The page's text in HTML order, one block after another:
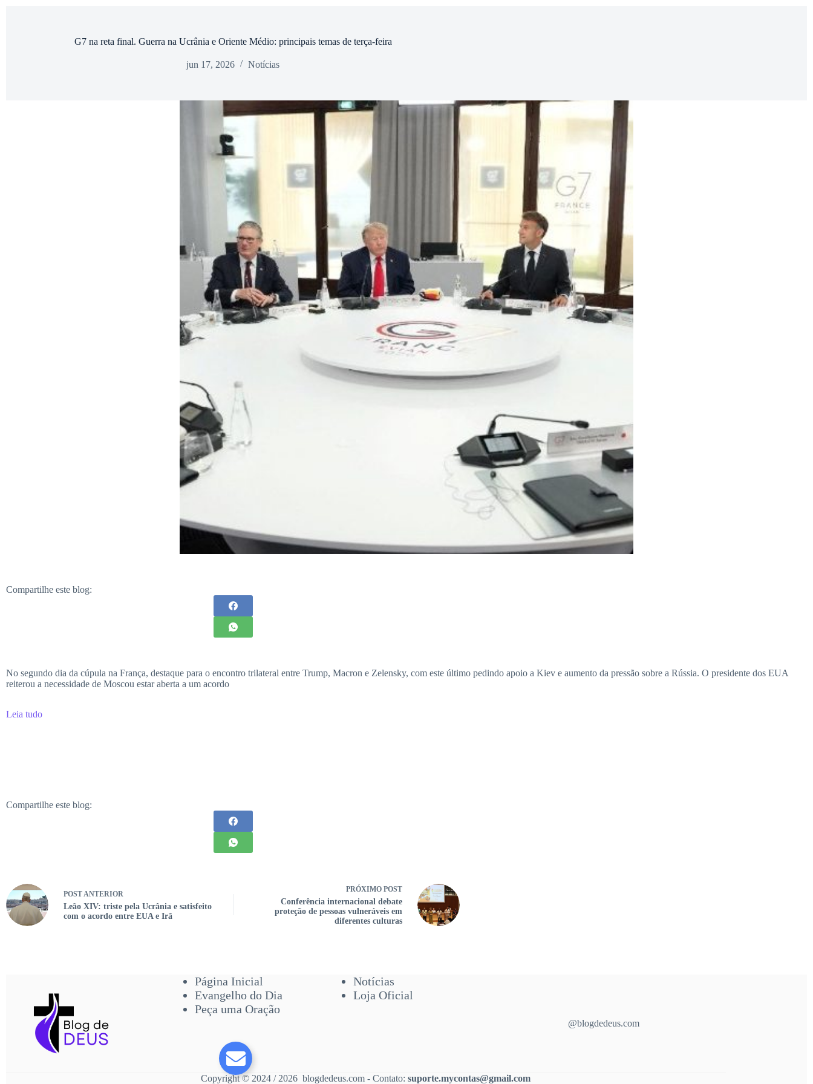
G7 na reta final. Guerra na Ucrânia e Oriente Médio: principais temas de terça-feira
jun 17, 2026 Notícias
Compartilhe este blog:
No segundo dia da cúpula na França, destaque para o encontro trilateral entre Trump, Macron e Zelensky, com este último pedindo apoio a Kiev e aumento da pressão sobre a Rússia. O presidente dos EUA
reiterou a necessidade de Moscou estar aberta a um acordo
Leia tudo
Compartilhe este blog:
POSTANTERIOR
Leão XIV: triste pela Ucrânia e satisfeito
com o acordo entre EUA e Irã
PRÓXIMO POST
Conferência internacional debate
proteção de pessoas vulneráveis em
diferentes culturas
Página Inicial
Evangelho do Dia
Peça uma Oração
Notícias
Loja Oficial
@blogdedeus.com
Copyright © 2024 / 2026 blogdedeus.com - Contato:suporte.mycontas@gmail.com